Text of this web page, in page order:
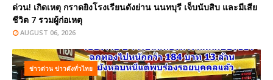
ด่วน! เกิดเหตุ กราดยิงโรงเรียนดังย่าน นนทบุรี เจ็บนับสิบ และมีเสีย
ชีวิต 7 รวมผู้ก่อเหตุ
AUGUST 06, 2026
ข่าวด่วน ข่าวดังทั่วไทย